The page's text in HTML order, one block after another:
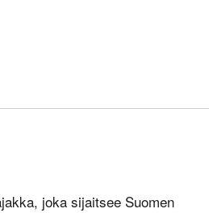
joka sijaitsee Suomen